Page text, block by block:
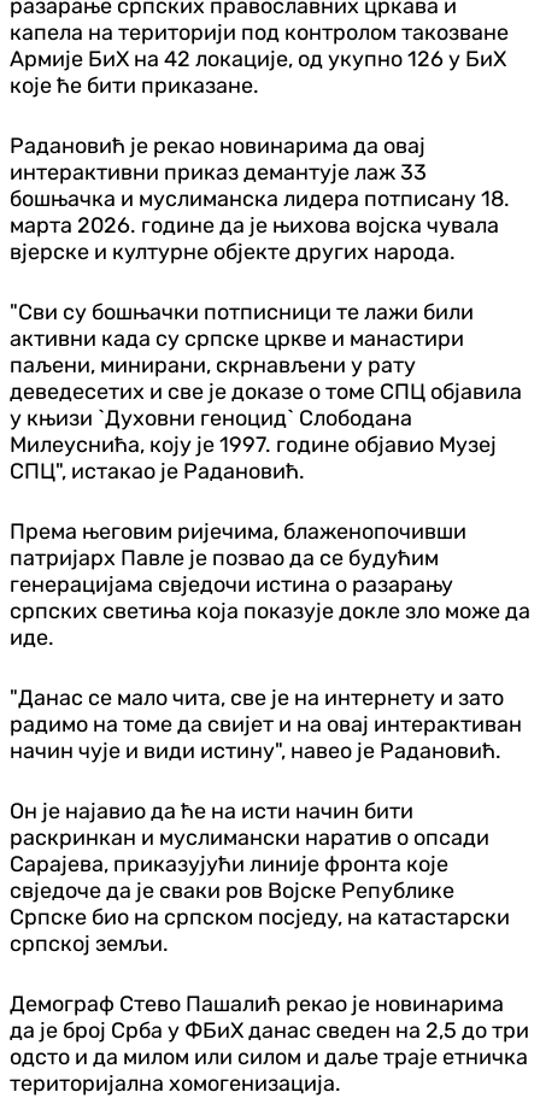
разарање српских православних цркава и
капела на територији под контролом такозване
Армије БиХ на 42 локације, од укупно 126 у БиХ
које ће бити приказане.
Радановић је рекао новинарима да овај
интерактивни приказ демантује лаж 33
бошњачка и муслиманска лидера потписану 18.
марта 2026. године да је њихова војска чувала
вјерске и културне објекте других народа.
"Сви су бошњачки потписници те лажи били
активни када су српске цркве и манастири
паљени, минирани, скрнављени у рату
деведесетих и све је доказе о томе СПЦ објавила
у књизи `Духовни геноцид` Слободана
Милеуснића, коју је 1997. године објавио Музеј
СПЦ", истакао је Радановић.
Према његовим ријечима, блаженопочивши
патријарх Павле је позвао да се будућим
генерацијама свједочи истина о разарању
српских светиња која показује докле зло може да
иде.
"Данас се мало чита, све је на интернету и зато
радимо на томе да свијет и на овај интерактиван
начин чује и види истину", навео је Радановић.
Он је најавио да ће на исти начин бити
раскринкан и муслимански наратив о опсади
Сарајева, приказујући линије фронта које
свједоче да је сваки ров Војске Републике
Српске био на српском посједу, на катастарски
српској земљи.
Демограф Стево Пашалић рекао је новинарима
да је број Срба у ФБиХ данас сведен на 2,5 до три
одсто и да милом или силом и даље траје етничка
територијална хомогенизација.